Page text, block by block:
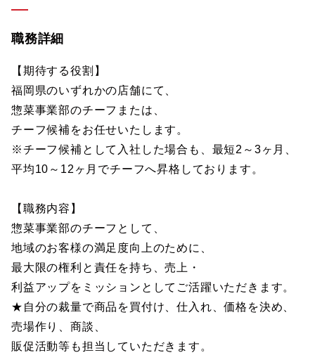
職務詳細
【期待する役割】
福岡県のいずれかの店舗にて、
惣菜事業部のチーフまたは、
チーフ候補をお任せいたします。
※チーフ候補として入社した場合も、最短2～3ヶ月、
平均10～12ヶ月でチーフへ昇格しております。
【職務内容】
惣菜事業部のチーフとして、
地域のお客様の満足度向上のために、
最大限の権利と責任を持ち、売上・
利益アップをミッションとしてご活躍いただきます。
★自分の裁量で商品を買付け、仕入れ、価格を決め、
売場作り、商談、
販促活動等も担当していただきます。